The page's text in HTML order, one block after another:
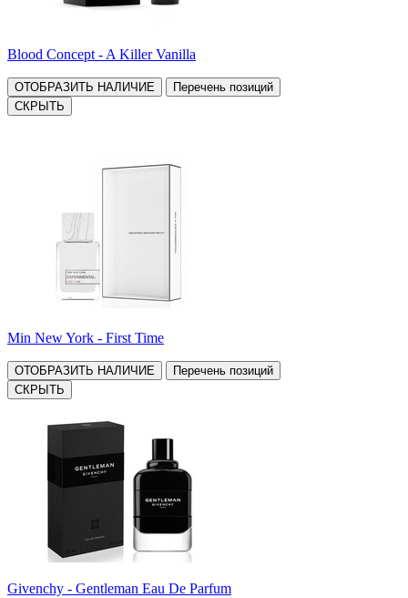
Blood Concept - A Killer Vanilla
ОТОБРАЗИТЬ НАЛИЧИЕ
Перечень позиций
СКРЫТЬ
Min New York - First Time
ОТОБРАЗИТЬ НАЛИЧИЕ
Перечень позиций
СКРЫТЬ
Givenchy - Gentleman Eau De Parfum